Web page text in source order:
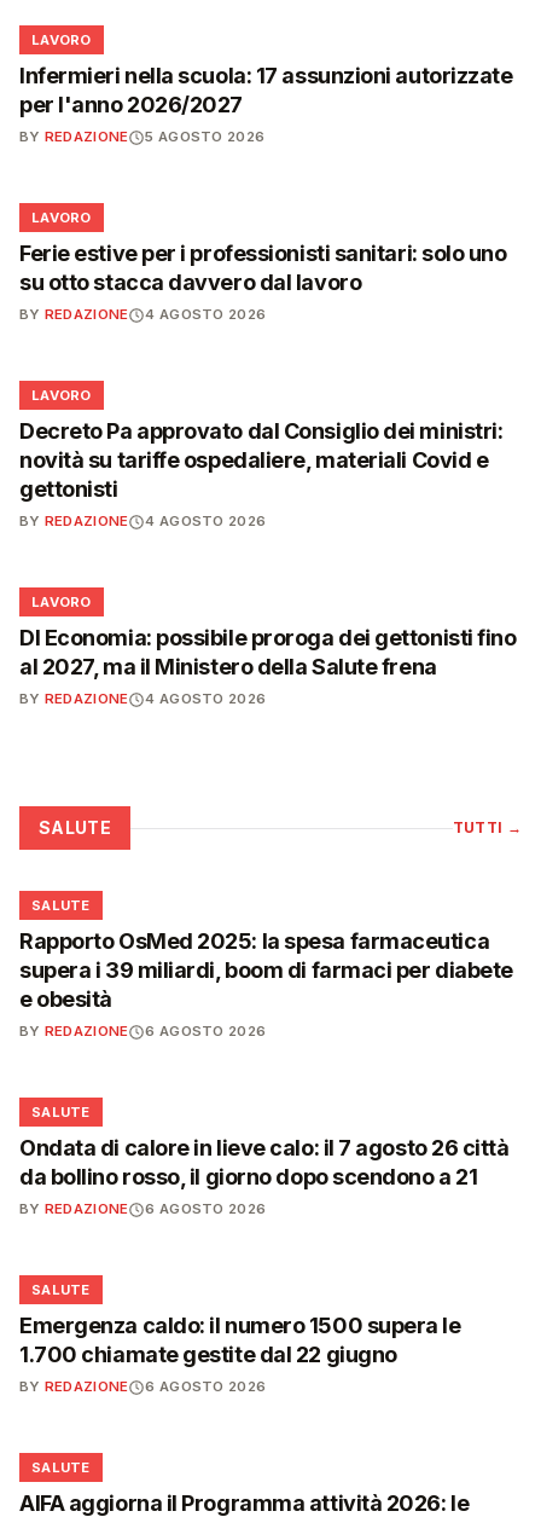
💼
LAVORO
Infermieri nella scuola: 17 assunzioni autorizzate
per l'anno 2026/2027
BY REDAZIONE 5 AGOSTO 2026
💼
LAVORO
Ferie estive per i professionisti sanitari: solo uno
su otto stacca davvero dal lavoro
BY REDAZIONE 4 AGOSTO 2026
💼
LAVORO
Decreto Pa approvato dal Consiglio dei ministri:
novità su tariffe ospedaliere, materiali Covid e
gettonisti
BY REDAZIONE 4 AGOSTO 2026
💼
LAVORO
Dl Economia: possibile proroga dei gettonisti fino
al 2027, ma il Ministero della Salute frena
BY REDAZIONE 4 AGOSTO 2026
SALUTE TUTTI →
❤️
SALUTE
Rapporto OsMed 2025: la spesa farmaceutica
supera i 39 miliardi, boom di farmaci per diabete
e obesità
BY REDAZIONE 6 AGOSTO 2026
❤️
SALUTE
Ondata di calore in lieve calo: il 7 agosto 26 città
da bollino rosso, il giorno dopo scendono a 21
BY REDAZIONE 6 AGOSTO 2026
❤️
SALUTE
Emergenza caldo: il numero 1500 supera le
1.700 chiamate gestite dal 22 giugno
BY REDAZIONE 6 AGOSTO 2026
❤️
SALUTE
AIFA aggiorna il Programma attività 2026: le